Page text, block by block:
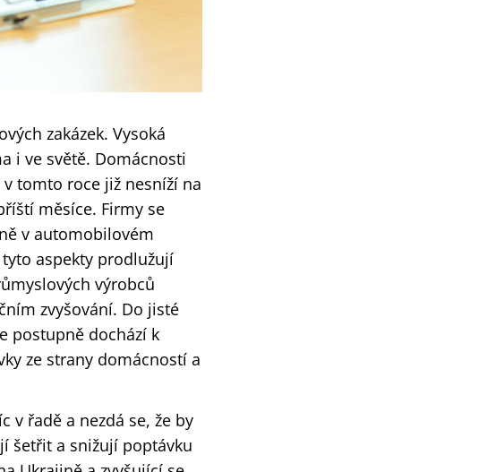
zakázek. Vysoká
i ve světě. Domácnosti
tomto roce již nesníží na
měsíce. Firmy se
v automobilovém
aspekty prodlužují
výrobců
zvyšování. Do jisté
postupně dochází k
ze strany domácností a
v řadě a nezdá se, že by
šetřit a snižují poptávku